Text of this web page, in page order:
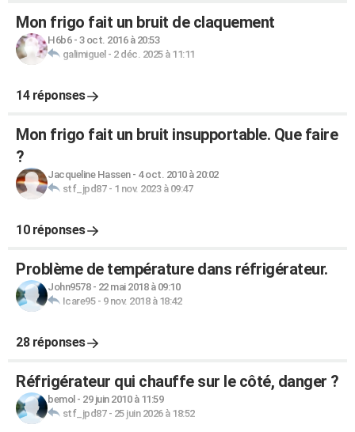
Mon frigo fait un bruit de claquement
H6b6- 3 oct. 2016 à 20:53
galimiguel - 2 déc. 2025 à 11:11
14 réponses
Mon frigo fait un bruit insupportable. Que faire
?
Jacqueline Hassen- 4 oct. 2010 à 20:02
stf_jpd87- 1 nov. 2023 à 09:47
10 réponses
Problème de température dans réfrigérateur.
John9578- 22 mai 2018 à 09:10
Icare95- 9 nov. 2018 à 18:42
28 réponses
Réfrigérateur qui chauffe sur le côté, danger ?
bemol - 29 juin 2010 à 11:59
stf_jpd87- 25 juin 2026 à 18:52